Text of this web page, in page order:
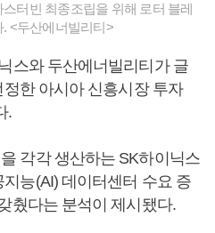
터빈 최종조립을 위해 로터 블레
<두산에너빌리티>
스와 두산에너빌리티가 글
한 아시아 신흥시장 투자
.
각각 생산하는 SK하이닉스
능(AI) 데이터센터 수요 증
췄다는 분석이 제시됐다.